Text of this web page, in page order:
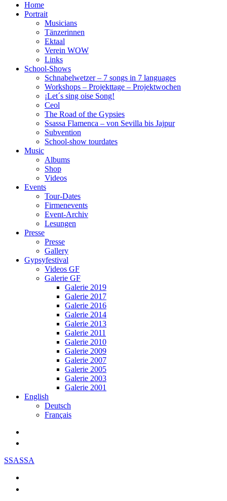
Home
Portrait
Musicians
Tänzerinnen
Ektaal
Verein WOW
Links
School-Shows
Schnabelwetzer – 7 songs in 7 languages
Workshops – Projekttage – Projektwochen
¡Let´s sing oise Song!
Ceol
The Road of the Gypsies
Ssassa Flamenca – von Sevilla bis Jajpur
Subvention
School-show tourdates
Music
Albums
Shop
Videos
Events
Tour-Dates
Firmenevents
Event-Archiv
Lesungen
Presse
Presse
Gallery
Gypsyfestival
Videos GF
Galerie GF
Galerie 2019
Galerie 2017
Galerie 2016
Galerie 2014
Galerie 2013
Galerie 2011
Galerie 2010
Galerie 2009
Galerie 2007
Galerie 2005
Galerie 2003
Galerie 2001
English
Deutsch
Français
SSASSA